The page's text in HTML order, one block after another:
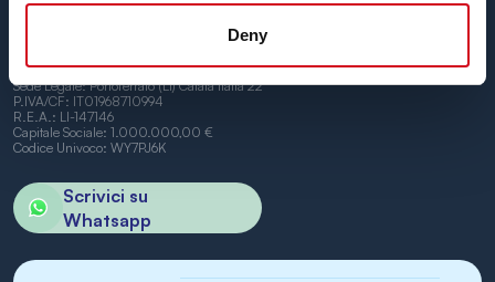
Deny
BN di Navigazione SPA
Sede Legale: Portoferraio (LI) Calata Italia 22
P.IVA/CF: IT01968710994
R.E.A.: LI-147146
Capitale Sociale: 1.000.000,00 €
Codice Univoco: WY7PJ6K
Scrivici su
Whatsapp